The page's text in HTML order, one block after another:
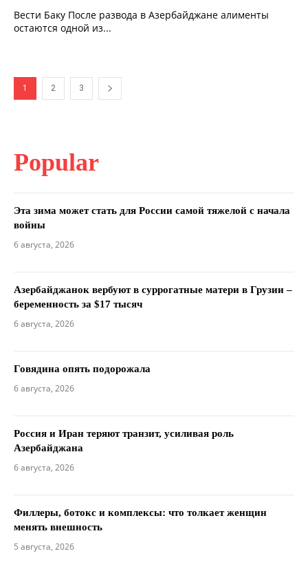
Вести Баку После развода в Азербайджане алименты
остаются одной из...
1 2 3
Popular
Эта зима может стать для России самой тяжелой с начала
войны
6 августа, 2026
Азербайджанок вербуют в суррогатные матери в Грузии –
беременность за $17 тысяч
6 августа, 2026
Говядина опять подорожала
6 августа, 2026
Россия и Иран теряют транзит, усиливая роль
Азербайджана
6 августа, 2026
Филлеры, ботокс и комплексы: что толкает женщин
менять внешность
5 августа, 2026